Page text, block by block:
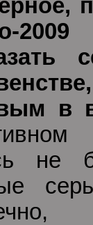
в
не